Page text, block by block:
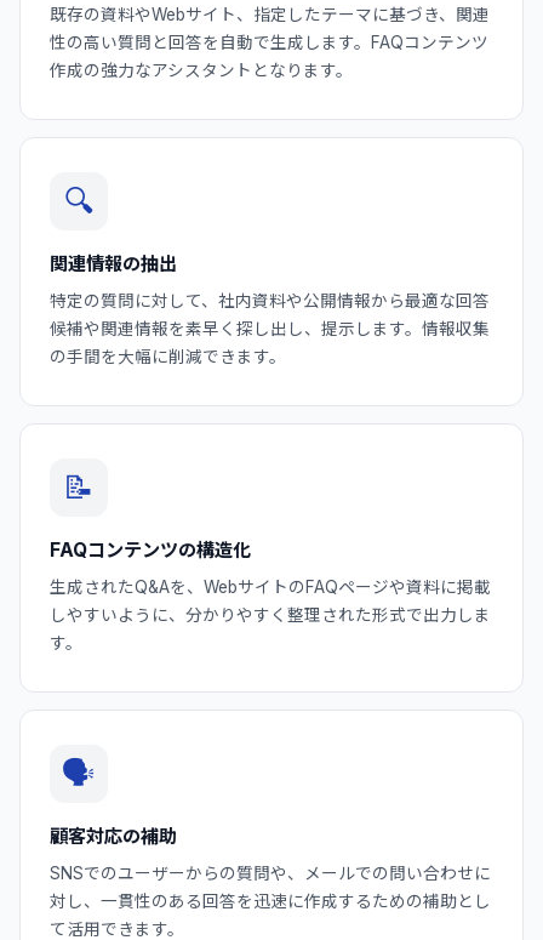
既存の資料やWebサイト、指定したテーマに基づき、関連
性の高い質問と回答を自動で生成します。FAQコンテンツ
作成の強力なアシスタントとなります。
🔍
関連情報の抽出
特定の質問に対して、社内資料や公開情報から最適な回答
候補や関連情報を素早く探し出し、提示します。情報収集
の手間を大幅に削減できます。
📝
FAQコンテンツの構造化
生成されたQ&Aを、WebサイトのFAQページや資料に掲載
しやすいように、分かりやすく整理された形式で出力しま
す。
🗣️
顧客対応の補助
SNSでのユーザーからの質問や、メールでの問い合わせに
対し、一貫性のある回答を迅速に作成するための補助とし
て活用できます。